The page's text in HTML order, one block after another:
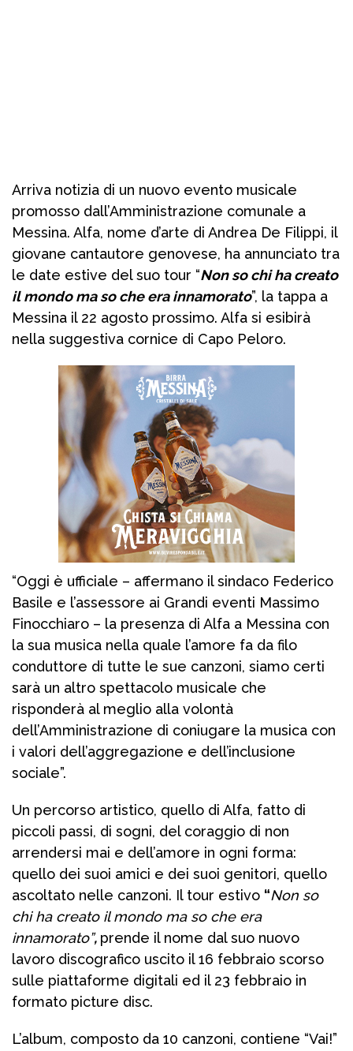
Arriva notizia di un nuovo evento musicale
promosso dall’Amministrazione comunale a
Messina. Alfa, nome d’arte di Andrea De Filippi, il
giovane cantautore genovese, ha annunciato tra
le date estive del suo tour “Non so chi ha creato
il mondo ma so che era innamorato”, la tappa a
Messina il 22 agosto prossimo. Alfa si esibirà
nella suggestiva cornice di Capo Peloro.
“Oggi è ufficiale – affermano il sindaco Federico
Basile e l’assessore ai Grandi eventi Massimo
Finocchiaro – la presenza di Alfa a Messina con
la sua musica nella quale l’amore fa da filo
conduttore di tutte le sue canzoni, siamo certi
sarà un altro spettacolo musicale che
risponderà al meglio alla volontà
dell’Amministrazione di coniugare la musica con
i valori dell’aggregazione e dell’inclusione
sociale”.
Un percorso artistico, quello di Alfa, fatto di
piccoli passi, di sogni, del coraggio di non
arrendersi mai e dell’amore in ogni forma:
quello dei suoi amici e dei suoi genitori, quello
ascoltato nelle canzoni. Il tour estivo “Non so
chi ha creato il mondo ma so che era
innamorato”, prende il nome dal suo nuovo
lavoro discografico uscito il 16 febbraio scorso
sulle piattaforme digitali ed il 23 febbraio in
formato picture disc.
L’album, composto da 10 canzoni, contiene “Vai!”